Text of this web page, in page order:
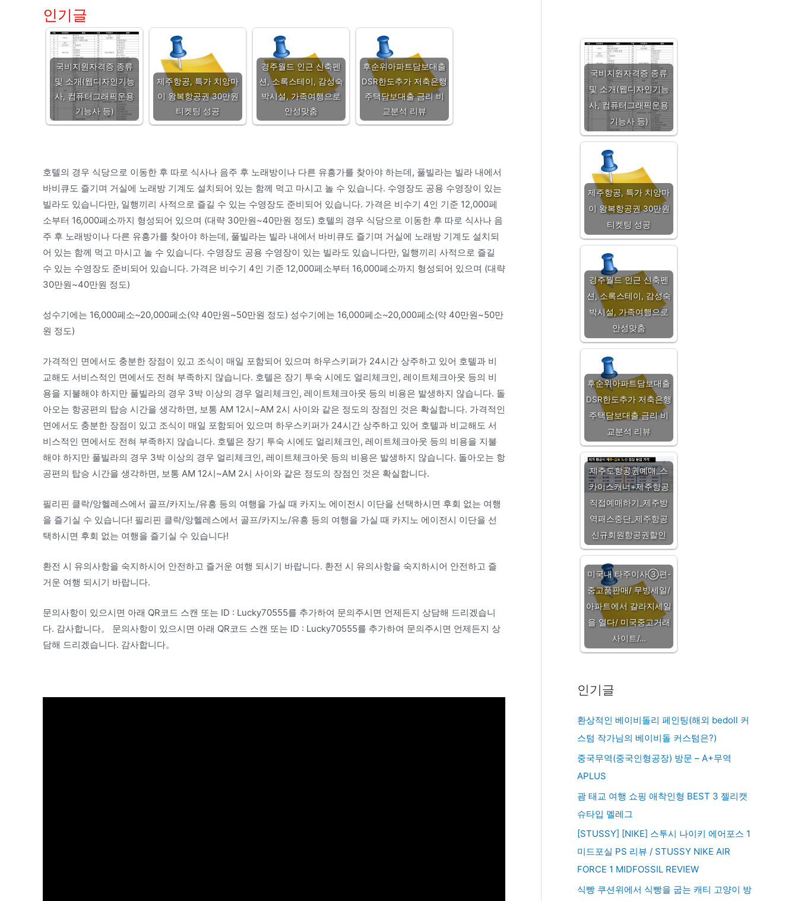
인기글
국비지원자격증 종류
및 소개(웹디자인기능
사, 컴퓨터그래픽운용
기능사 등)
제주항공, 특가 치앙마
이 왕복항공권 30만원
티켓팅 성공
경주월드 인근 신축펜
션, 소록스테이, 감성숙
박시설, 가족여행으로
안성맞춤
후순위아파트담보대출
DSR한도추가 저축은행
주택담보대출 금리 비
교분석 리뷰
호텔의 경우 식당으로 이동한 후 따로 식사나 음주 후 노래방이나 다른 유흥가를 찾아야 하는데, 풀빌라는 빌라 내에서
바비큐도 즐기며 거실에 노래방 기계도 설치되어 있는 함께 먹고 마시고 놀 수 있습니다. 수영장도 공용 수영장이 있는
빌라도 있습니다만, 일행끼리 사적으로 즐길 수 있는 수영장도 준비되어 있습니다. 가격은 비수기 4인 기준 12,000페
소부터 16,000페소까지 형성되어 있으며 (대략 30만원~40만원 정도) 호텔의 경우 식당으로 이동한 후 따로 식사나 음
주 후 노래방이나 다른 유흥가를 찾아야 하는데, 풀빌라는 빌라 내에서 바비큐도 즐기며 거실에 노래방 기계도 설치되
어 있는 함께 먹고 마시고 놀 수 있습니다. 수영장도 공용 수영장이 있는 빌라도 있습니다만, 일행끼리 사적으로 즐길
수 있는 수영장도 준비되어 있습니다. 가격은 비수기 4인 기준 12,000페소부터 16,000페소까지 형성되어 있으며 (대략
30만원~40만원 정도)
성수기에는 16,000페소~20,000페소(약 40만원~50만원 정도) 성수기에는 16,000페소~20,000페소(약 40만원~50만
원 정도)
가격적인 면에서도 충분한 장점이 있고 조식이 매일 포함되어 있으며 하우스키퍼가 24시간 상주하고 있어 호텔과 비
교해도 서비스적인 면에서도 전혀 부족하지 않습니다. 호텔은 장기 투숙 시에도 얼리체크인, 레이트체크아웃 등의 비
용을 지불해야 하지만 풀빌라의 경우 3박 이상의 경우 얼리체크인, 레이트체크아웃 등의 비용은 발생하지 않습니다. 돌
아오는 항공편의 탑승 시간을 생각하면, 보통 AM 12시~AM 2시 사이와 같은 정도의 장점인 것은 확실합니다. 가격적인
면에서도 충분한 장점이 있고 조식이 매일 포함되어 있으며 하우스키퍼가 24시간 상주하고 있어 호텔과 비교해도 서
비스적인 면에서도 전혀 부족하지 않습니다. 호텔은 장기 투숙 시에도 얼리체크인, 레이트체크아웃 등의 비용을 지불
해야 하지만 풀빌라의 경우 3박 이상의 경우 얼리체크인, 레이트체크아웃 등의 비용은 발생하지 않습니다. 돌아오는 항
공편의 탑승 시간을 생각하면, 보통 AM 12시~AM 2시 사이와 같은 정도의 장점인 것은 확실합니다.
필리핀 클락/앙헬레스에서 골프/카지노/유흥 등의 여행을 가실 때 카지노 에이전시 이단을 선택하시면 후회 없는 여행
을 즐기실 수 있습니다! 필리핀 클락/앙헬레스에서 골프/카지노/유흥 등의 여행을 가실 때 카지노 에이전시 이단을 선
택하시면 후회 없는 여행을 즐기실 수 있습니다!
환전 시 유의사항을 숙지하시어 안전하고 즐거운 여행 되시기 바랍니다. 환전 시 유의사항을 숙지하시어 안전하고 즐
거운 여행 되시기 바랍니다.
문의사항이 있으시면 아래 QR코드 스캔 또는 ID : Lucky70555를 추가하여 문의주시면 언제든지 상담해 드리겠습니
다. 감사합니다。 문의사항이 있으시면 아래 QR코드 스캔 또는 ID : Lucky70555를 추가하여 문의주시면 언제든지 상
담해 드리겠습니다. 감사합니다。
국비지원자격증 종류
및 소개(웹디자인기능
사, 컴퓨터그래픽운용
기능사 등)
제주항공, 특가 치앙마
이 왕복항공권 30만원
티켓팅 성공
경주월드 인근 신축펜
션, 소록스테이, 감성숙
박시설, 가족여행으로
안성맞춤
후순위아파트담보대출
DSR한도추가 저축은행
주택담보대출 금리 비
교분석 리뷰
제주도항공권예매_스
카이스캐너+제주항공
직접예매하기_제주방
역패스중단_제주항공
신규회원항공권할인
미국내 타주이사③편-
중고품판매/ 무빙세일/
아파트에서 갈라지세일
을 열다/ 미국중고거래
사이트/…
인기글
환상적인 베이비돌리 페인팅(해외 bedoll 커
스텀 작가님의 베이비돌 커스텀은?)
중국무역(중국인형공장) 방문 – A+무역
APLUS
괌 태교 여행 쇼핑 애착인형 BEST 3 젤리캣
슈타입 멜레그
[STUSSY] [NIKE] 스투시 나이키 에어포스 1
미드포실 PS 리뷰 / STUSSY NIKE AIR
FORCE 1 MIDFOSSIL REVIEW
식빵 쿠션위에서 식빵을 굽는 캐티 고양이 방